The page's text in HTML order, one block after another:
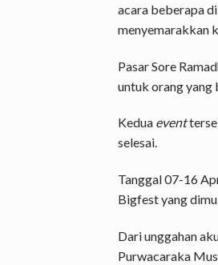
acara beberapa
menyemarakkan
Pasar Sore
untuk orang yang
Kedua event
selesai.
Tanggal 07-16
Bigfest yang
Dari unggahan
Purwacaraka